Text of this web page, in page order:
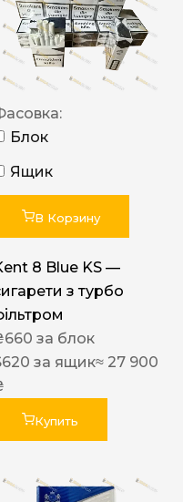
Блок
Ящик
В Корзину
8 Blue KS —
з турбо
660 за блок
620 за ящик≈ 27 900
Купить